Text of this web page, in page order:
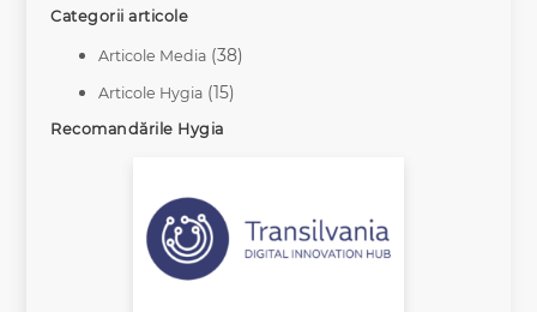
Categorii articole
Articole Hygia (15)
Articole Media (38)
Recomandările Hygia